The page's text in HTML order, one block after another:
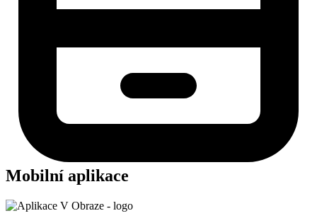
Mobilní aplikace